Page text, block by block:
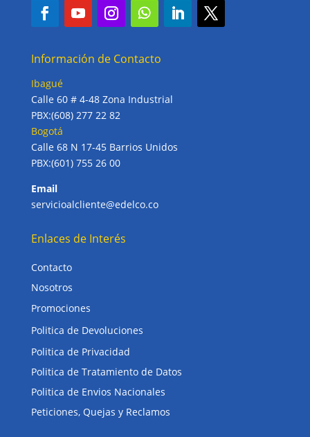
Información de Contacto
Ibagué
Calle 60 # 4-48 Zona Industrial
PBX:(608) 277 22 82
Bogotá
Calle 68 N 17-45 Barrios Unidos
PBX:(601) 755 26 00
Email
servicioalcliente@edelco.co
Enlaces de Interés
Contacto
Nosotros
Promociones
Politica de Devoluciones
Politica de Privacidad
Politica de Tratamiento de Datos
Politica de Envios Nacionales
Peticiones, Quejas y Reclamos